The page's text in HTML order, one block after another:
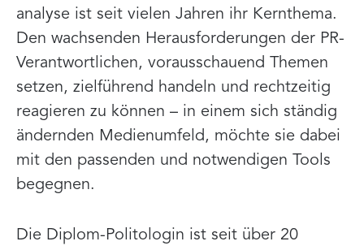
analyse ist seit vielen Jahren ihr Kernthema.
Den wachsenden Herausforderungen der PR-
Verantwortlichen, vorausschauend Themen
setzen, zielführend handeln und rechtzeitig
reagieren zu können – in einem sich ständig
ändernden Medienumfeld, möchte sie dabei
mit den passenden und notwendigen Tools
begegnen.
Die Diplom-Politologin ist seit über 20